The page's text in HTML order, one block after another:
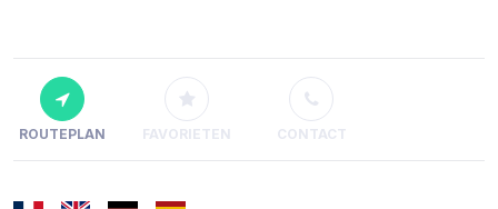
ROUTEPLAN FAVORIETEN CONTACT